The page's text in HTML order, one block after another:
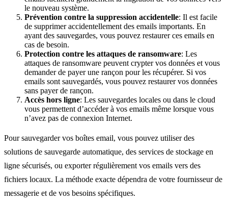
le nouveau système.
Prévention contre la suppression accidentelle: Il est facile
de supprimer accidentellement des emails importants. En
ayant des sauvegardes, vous pouvez restaurer ces emails en
cas de besoin.
Protection contre les attaques de ransomware: Les
attaques de ransomware peuvent crypter vos données et vous
demander de payer une rançon pour les récupérer. Si vos
emails sont sauvegardés, vous pouvez restaurer vos données
sans payer de rançon.
Accès hors ligne: Les sauvegardes locales ou dans le cloud
vous permettent d’accéder à vos emails même lorsque vous
n’avez pas de connexion Internet.
Pour sauvegarder vos boîtes email, vous pouvez utiliser des
solutions de sauvegarde automatique, des services de stockage en
ligne sécurisés, ou exporter régulièrement vos emails vers des
fichiers locaux. La méthode exacte dépendra de votre fournisseur de
messagerie et de vos besoins spécifiques.